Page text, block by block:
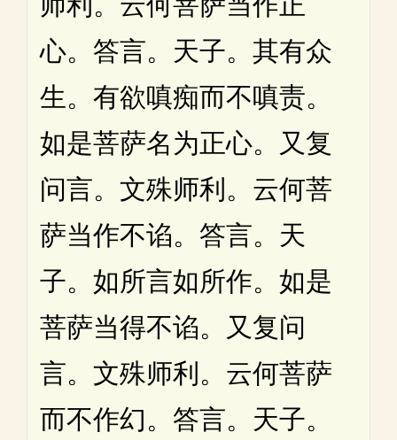
心。答言。天子。其有众
生。有欲嗔痴而不嗔责。
如是菩萨名为正心。又复
问言。文殊师利。云何菩
萨当作不谄。答言。天
子。如所言如所作。如是
菩萨当得不谄。又复问
言。文殊师利。云何菩萨
而不作幻。答言。天子。